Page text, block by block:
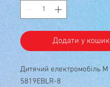
Додати у кошик
Дитячий електромобіль M
5819EBLR-8